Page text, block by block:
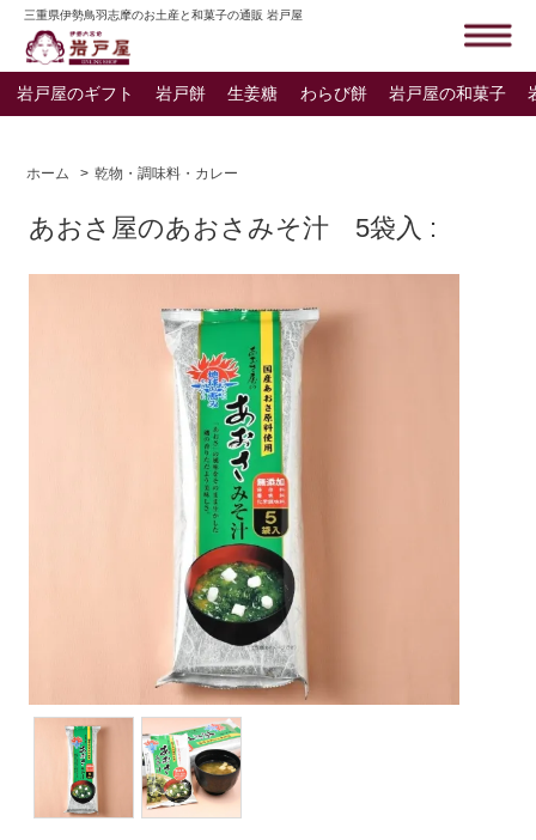
三重県伊勢鳥羽志摩のお土産と和菓子の通販 岩戸屋
岩戸屋のギフト 岩戸餅 生姜糖 わらび餅 岩戸屋の和菓子
ホーム > 乾物・調味料・カレー
あおさ屋のあおさみそ汁 5袋入 :